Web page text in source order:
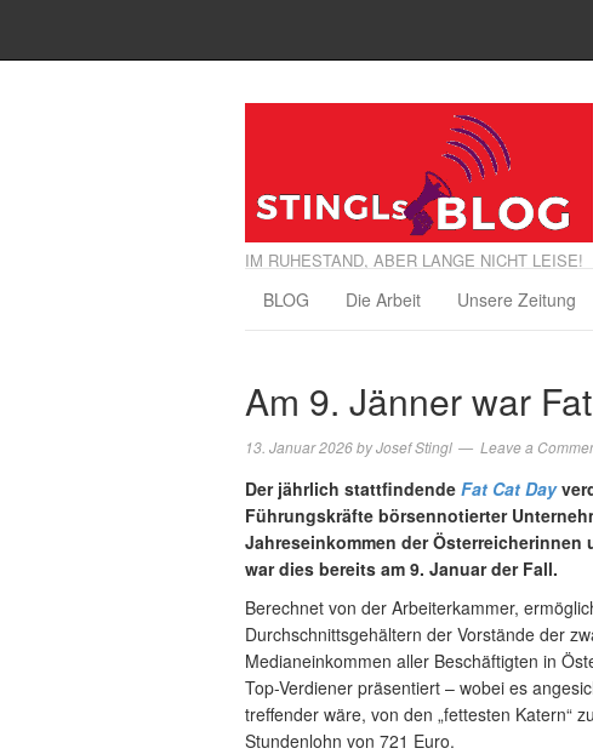
IM RUHESTAND, ABER LANGE NICHT LEISE!
BLOG Die Arbeit Unsere Zeitung
Am 9. Jänner war
13. Januar 2026byJosef Stingl Leave a
Der jährlich stattfindende Fat Cat Day
Führungskräfte börsennotierter
Jahreseinkommen der
war dies bereits am 9. Januar der Fall.
Berechnet von der Arbeiterkammer,
Durchschnittsgehältern der Vorstände der
Medianeinkommen aller Beschäftigten in
Top-Verdiener präsentiert – wobei es
treffender wäre, von den „fettesten Katern“
Stundenlohn von 721 Euro.